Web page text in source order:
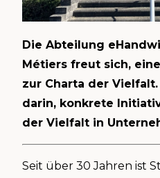
Die Abteilung
Métiers freut sich,
zur Charta der
darin, konkrete
der Vielfalt in
Seit über 30 Jahren ist